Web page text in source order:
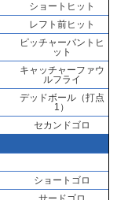
ショートヒット
レフト前ヒット
ピッチャーバントヒ
ット
キャッチャーファウ
ルフライ
デッドボール（打点
1）
セカンドゴロ
ショートゴロ